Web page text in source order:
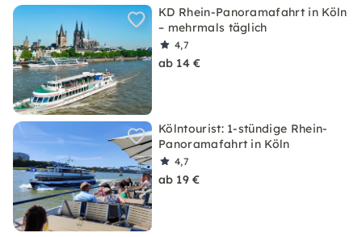
KD Rhein-Panoramafahrt in Köln
– mehrmals täglich
4,7
ab 14 €
Kölntourist: 1-stündige Rhein-
Panoramafahrt in Köln
4,7
ab 19 €